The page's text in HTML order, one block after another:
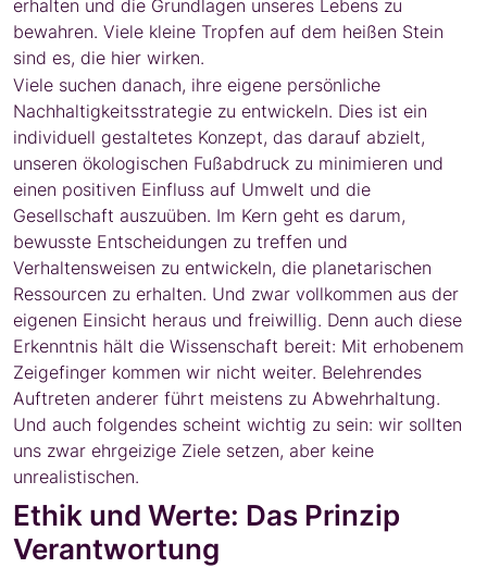
erhalten und die Grundlagen unseres Lebens zu
bewahren. Viele kleine Tropfen auf dem heißen Stein
sind es, die hier wirken.
Viele suchen danach, ihre eigene persönliche
Nachhaltigkeitsstrategie zu entwickeln. Dies ist ein
individuell gestaltetes Konzept, das darauf abzielt,
unseren ökologischen Fußabdruck zu minimieren und
einen positiven Einfluss auf Umwelt und die
Gesellschaft auszuüben. Im Kern geht es darum,
bewusste Entscheidungen zu treffen und
Verhaltensweisen zu entwickeln, die planetarischen
Ressourcen zu erhalten. Und zwar vollkommen aus der
eigenen Einsicht heraus und freiwillig. Denn auch diese
Erkenntnis hält die Wissenschaft bereit: Mit erhobenem
Zeigefinger kommen wir nicht weiter. Belehrendes
Auftreten anderer führt meistens zu Abwehrhaltung.
Und auch folgendes scheint wichtig zu sein: wir sollten
uns zwar ehrgeizige Ziele setzen, aber keine
unrealistischen.
Ethik und Werte: Das Prinzip
Verantwortung